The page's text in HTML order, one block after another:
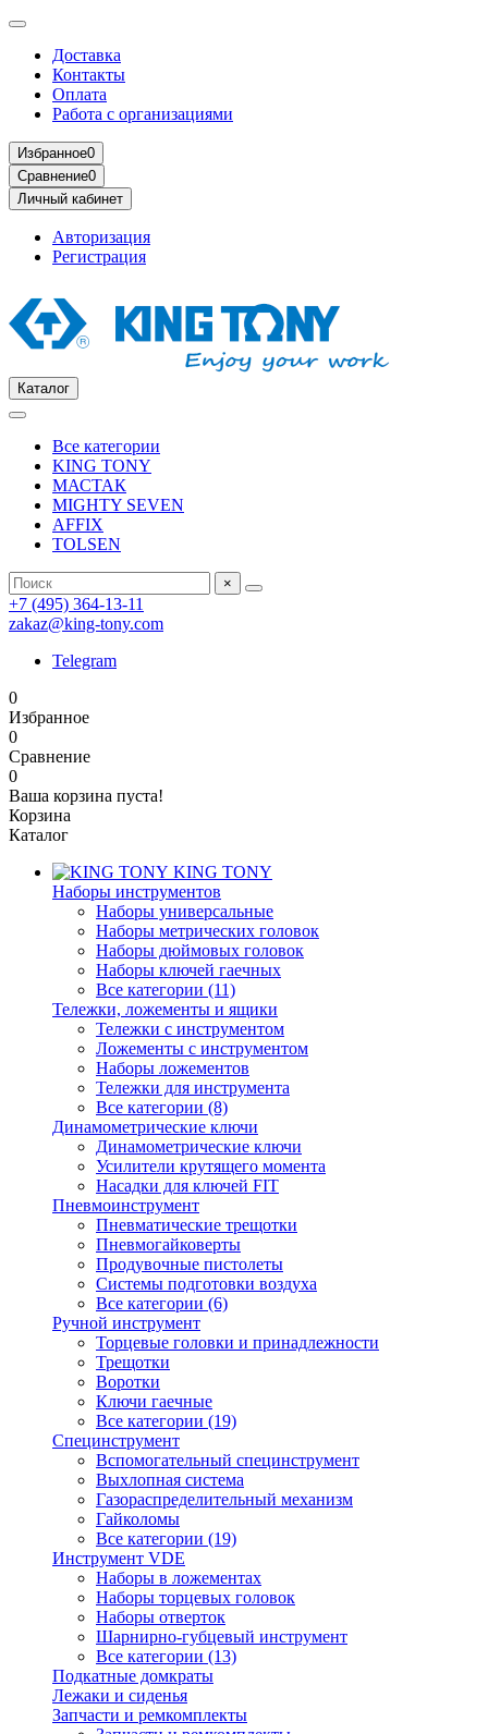
Доставка
Контакты
Оплата
Работа с организациями
Избранное0
Сравнение0
Личный кабинет
Авторизация
Регистрация
Каталог
Все категории
KING TONY
МАСТАК
MIGHTY SEVEN
AFFIX
TOLSEN
×
+7 (495) 364-13-11
zakaz@king-tony.com
Telegram
0
Избранное
0
Сравнение
0
Ваша корзина пуста!
Корзина
Каталог
KING TONY
Наборы инструментов
Наборы универсальные
Наборы метрических головок
Наборы дюймовых головок
Наборы ключей гаечных
Все категории (11)
Тележки, ложементы и ящики
Тележки с инструментом
Ложементы с инструментом
Наборы ложементов
Тележки для инструмента
Все категории (8)
Динамометрические ключи
Динамометрические ключи
Усилители крутящего момента
Насадки для ключей FIT
Пневмоинструмент
Пневматические трещотки
Пневмогайковерты
Продувочные пистолеты
Системы подготовки воздуха
Все категории (6)
Ручной инструмент
Торцевые головки и принадлежности
Трещотки
Воротки
Ключи гаечные
Все категории (19)
Специнструмент
Вспомогательный специнструмент
Выхлопная система
Газораспределительный механизм
Гайколомы
Все категории (19)
Инструмент VDE
Наборы в ложементах
Наборы торцевых головок
Наборы отверток
Шарнирно-губцевый инструмент
Все категории (13)
Подкатные домкраты
Лежаки и сиденья
Запчасти и ремкомплекты